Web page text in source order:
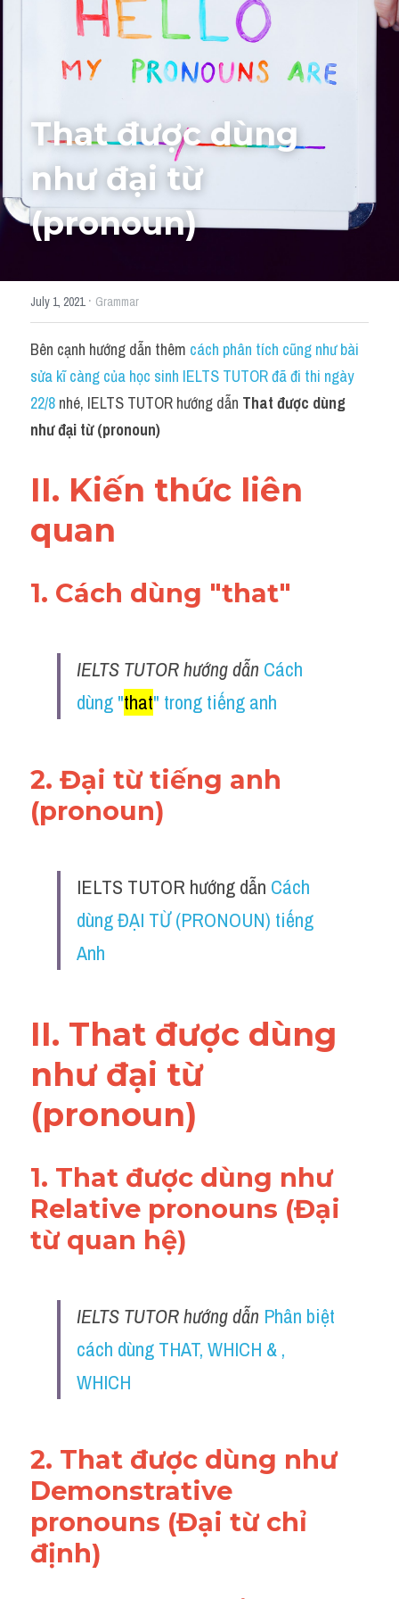
Adj
Khác
Từ vựng theo Topic
Vocabulary - Grammar
Grammar
Part 2
Noun
Verb
Du học Hà Lan
Du học Cấp Ba
Đề thi thật Task 1
Adv
Task 1
Phân biệt từ
IELTS Advice
Đề thi thật Task 2
Speaking
Liên hệ
Lớp Siêu Cấp Tốc
That được dùng
như đại từ
(pronoun)
July 1, 2021· Grammar
Bên cạnh hướng dẫn thêm cách phân tích cũng như bài
sửa kĩ càng của học sinh IELTS TUTOR đã đi thi ngày
22/8 nhé, IELTS TUTOR hướng dẫn That được dùng
như đại từ (pronoun)
II. Kiến thức liên
quan
1. Cách dùng "that"
IELTS TUTOR hướng dẫn Cách
dùng "that" trong tiếng anh
2. Đại từ tiếng anh
(pronoun)
IELTS TUTOR hướng dẫn Cách
dùng ĐẠI TỪ (PRONOUN) tiếng
Anh
II. That được dùng
như đại từ
(pronoun)
1. That được dùng như
Relative pronouns (Đại
từ quan hệ)
IELTS TUTOR hướng dẫn Phân biệt
cách dùng THAT, WHICH & ,
WHICH
2. That được dùng như
Demonstrative
pronouns (Đại từ chỉ
định)